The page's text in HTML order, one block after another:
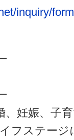
inquiry/
、妊娠、子
フステージ